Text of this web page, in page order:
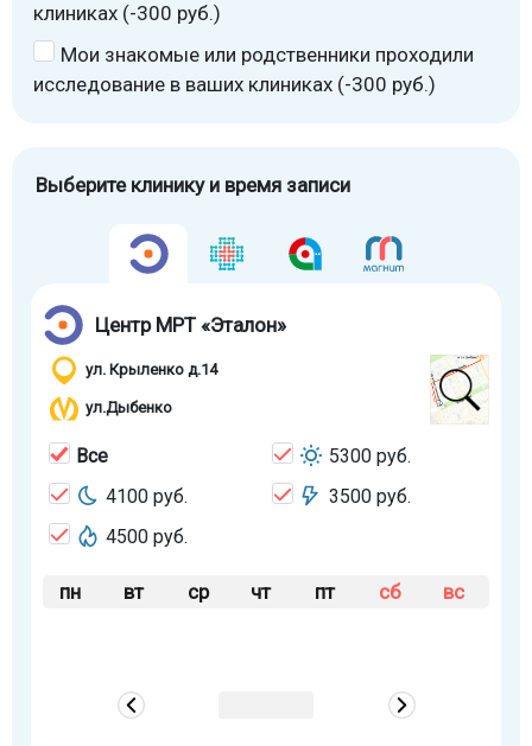
клиниках (-300 руб.)
Мои знакомые или родственники проходили
исследование в ваших клиниках (-300 руб.)
Выберите клинику и время записи
Центр МРТ «Эталон»
ул. Крыленко д.14
ул.Дыбенко
Все
5300 руб.
4100 руб.
3500 руб.
4500 руб.
пн вт ср чт пт сб вс